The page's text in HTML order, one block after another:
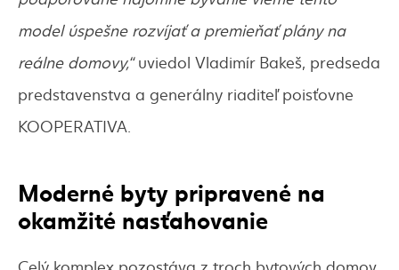
model úspešne rozvíjať a premieňať plány na
reálne domovy,“uviedol Vladimír Bakeš, predseda
predstavenstva a generálny riaditeľ poisťovne
KOOPERATIVA.
Moderné byty pripravené na
okamžité nasťahovanie